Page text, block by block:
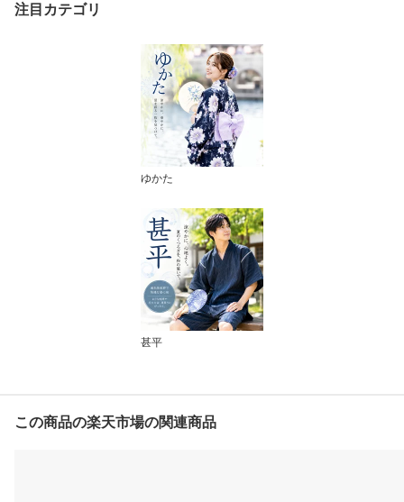
ズ セパレート浴衣 セッ
ト 子供浴衣 人気 140 15
注目カテゴリ
ゆかた
甚平
この商品の楽天市場の関連商品